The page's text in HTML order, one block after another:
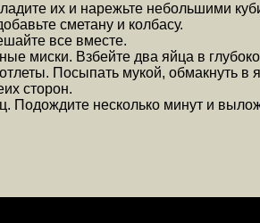
их и нарежьте небольшими
сметану и колбасу.
все вместе.
миски. Взбейте два яйца в
Посыпать мукой, обмакнуть в
сторон.
несколько минут и